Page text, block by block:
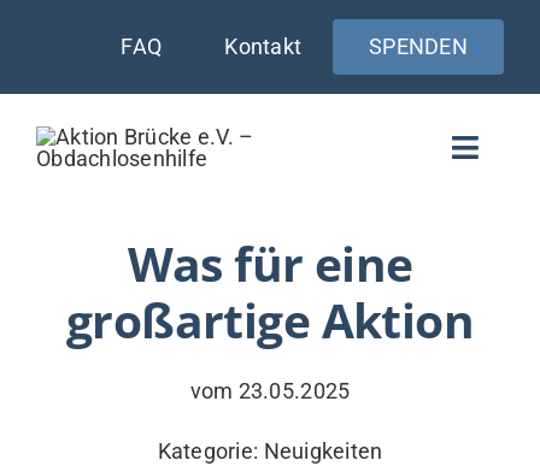
springen
FAQ Kontakt SPENDEN
Toggle
AKTUELLES
Was für eine
großartige Aktion
vom 23.05.2025
Kategorie: Neuigkeiten